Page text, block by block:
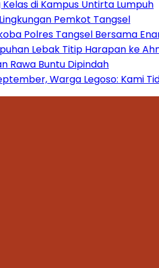
di Kampus Untirta Lumpuh
Pemkot Tangsel
Polres Tangsel Bersama
Lebak Titip Harapan ke
Rawa Buntu Dipindah
Warga Legoso: Kami